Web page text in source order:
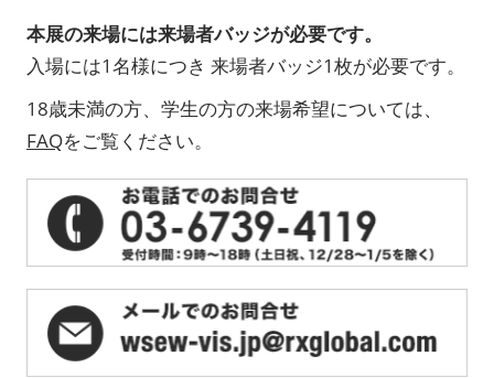
本展の来場には来場者バッジが必要です。
入場には1名様につき 来場者バッジ1枚が必要です。
18歳未満の方、学生の方の来場希望については、
FAQをご覧ください。